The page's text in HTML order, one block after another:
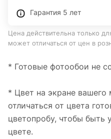
Гарантия 5 лет
Цена действительна только
может отличаться от цен в
* Готовые фотообои не
* Цвет на экране
отличаться от цвета
цветопробу, чтобы быть
цвете.